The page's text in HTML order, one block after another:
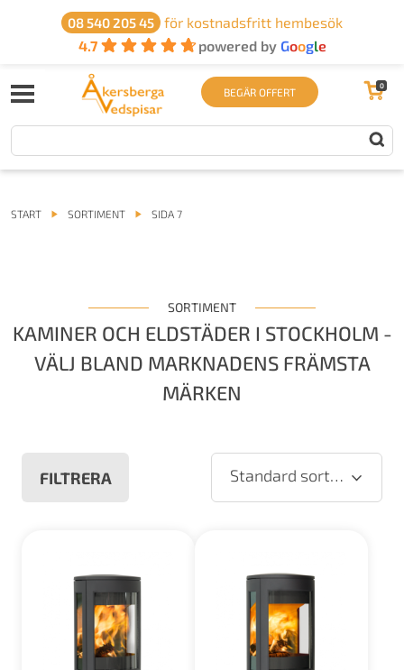
08 540 205 45
för kostnadsfritt hembesök
4.7
powered by Google
BEGÄR OFFERT 0
START SORTIMENT SIDA 7
SORTIMENT
KAMINER OCH ELDSTÄDER I STOCKHOLM -
VÄLJ BLAND MARKNADENS FRÄMSTA
MÄRKEN
FILTRERA Standard sortering